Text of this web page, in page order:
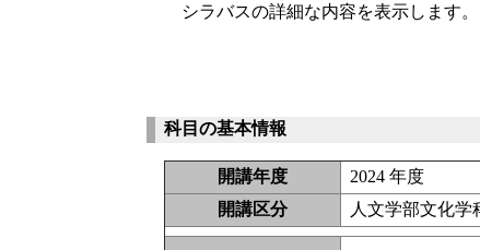
シラバスの詳細な内容を表示します。
科目の基本情報
開講年度
2024 年度
開講区分
人文学部文化学